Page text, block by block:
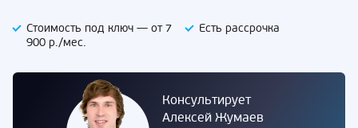
Стоимость под ключ — от 7
900 р./мес.
Есть рассрочка
Консультирует
Алексей Жумаев